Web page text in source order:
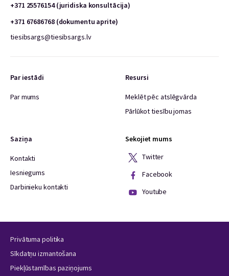
+371 25576154 (juridiska konsultācija)
+371 67686768 (dokumentu aprite)
tiesibsargs@tiesibsargs.lv
Par iestādi
Par mums
Resursi
Meklēt pēc atslēgvārda
Pārlūkot tiesību jomas
Saziņa
Kontakti
Iesniegums
Darbinieku kontakti
Sekojiet mums
Twitter
Facebook
Youtube
Privātuma politika
Sīkdatņu izmantošana
Piekļūstamības paziņojums